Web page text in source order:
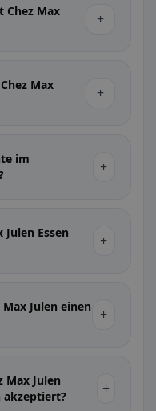
Chez Max
+
Max
+
im
+
Essen
+
Julen einen
+
Max Julen
akzeptiert?
+